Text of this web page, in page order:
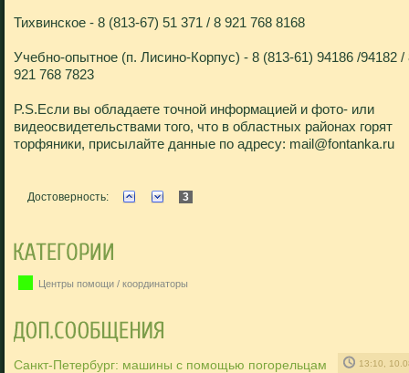
Тихвинское - 8 (813-67) 51 371 / 8 921 768 8168
Учебно-опытное (п. Лисино-Корпус) - 8 (813-61) 94186 /94182 /
921 768 7823
P.S.Если вы обладаете точной информацией и фото- или
видеосвидетельствами того, что в областных районах горят
торфяники, присылайте данные по адресу: mail@fontanka.ru
Достоверность: 3
Центры помощи / координаторы
Санкт-Петербург: машины с помощью погорельцам
13:10,